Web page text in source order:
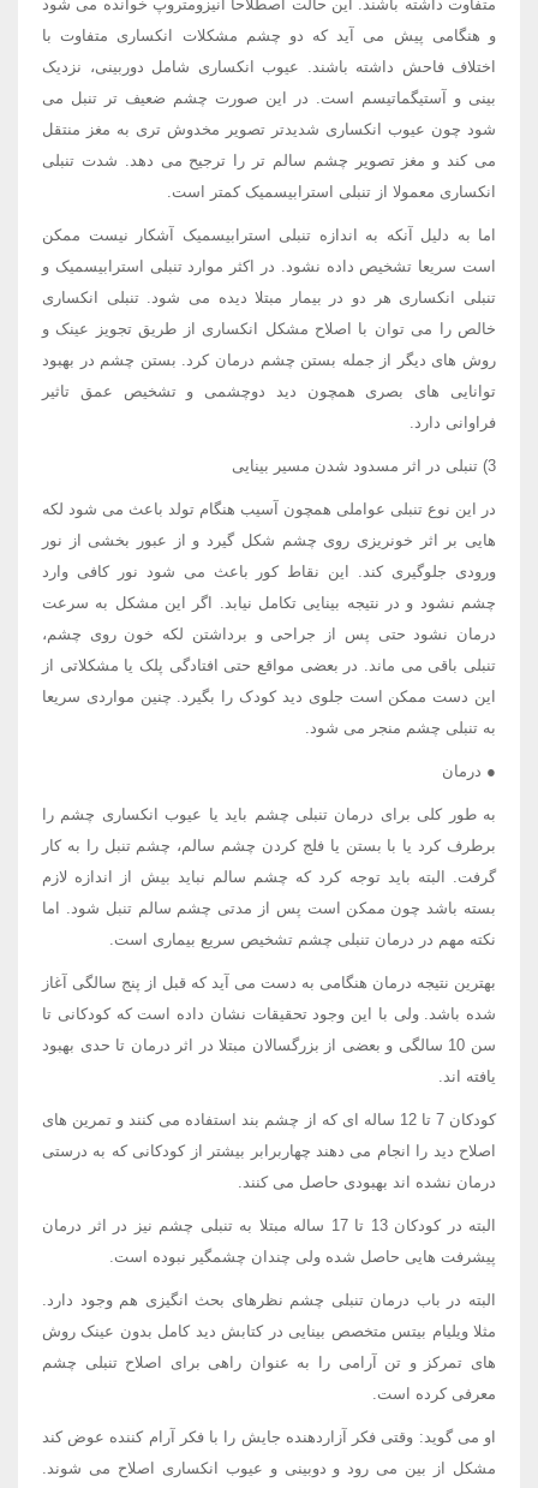
متفاوت داشته باشند. این حالت اصطلاحا آنیزومتروپ خوانده می شود
و هنگامی پیش می آید که دو چشم مشکلات انکساری متفاوت با
اختلاف فاحش داشته باشند. عیوب انکساری شامل دوربینی، نزدیک
بینی و آستیگماتیسم است. در این صورت چشم ضعیف تر تنبل می
شود چون عیوب انکساری شدیدتر تصویر مخدوش تری به مغز منتقل
می کند و مغز تصویر چشم سالم تر را ترجیح می دهد. شدت تنبلی
انکساری معمولا از تنبلی استرابیسمیک کمتر است.
اما به دلیل آنکه به اندازه تنبلی استرابیسمیک آشکار نیست ممکن
است سریعا تشخیص داده نشود. در اکثر موارد تنبلی استرابیسمیک و
تنبلی انکساری هر دو در بیمار مبتلا دیده می شود. تنبلی انکساری
خالص را می توان با اصلاح مشکل انکساری از طریق تجویز عینک و
روش های دیگر از جمله بستن چشم درمان کرد. بستن چشم در بهبود
توانایی های بصری همچون دید دوچشمی و تشخیص عمق تاثیر
فراوانی دارد.
3) تنبلی در اثر مسدود شدن مسیر بینایی
در این نوع تنبلی عواملی همچون آسیب هنگام تولد باعث می شود لکه
هایی بر اثر خونریزی روی چشم شکل گیرد و از عبور بخشی از نور
ورودی جلوگیری کند. این نقاط کور باعث می شود نور کافی وارد
چشم نشود و در نتیجه بینایی تکامل نیابد. اگر این مشکل به سرعت
درمان نشود حتی پس از جراحی و برداشتن لکه خون روی چشم،
تنبلی باقی می ماند. در بعضی مواقع حتی افتادگی پلک یا مشکلاتی از
این دست ممکن است جلوی دید کودک را بگیرد. چنین مواردی سریعا
به تنبلی چشم منجر می شود.
● درمان
به طور کلی برای درمان تنبلی چشم باید یا عیوب انکساری چشم را
برطرف کرد یا با بستن یا فلج کردن چشم سالم، چشم تنبل را به کار
گرفت. البته باید توجه کرد که چشم سالم نباید بیش از اندازه لازم
بسته باشد چون ممکن است پس از مدتی چشم سالم تنبل شود. اما
نکته مهم در درمان تنبلی چشم تشخیص سریع بیماری است.
بهترین نتیجه درمان هنگامی به دست می آید که قبل از پنج سالگی آغاز
شده باشد. ولی با این وجود تحقیقات نشان داده است که کودکانی تا
سن 10 سالگی و بعضی از بزرگسالان مبتلا در اثر درمان تا حدی بهبود
یافته اند.
کودکان 7 تا 12 ساله ای که از چشم بند استفاده می کنند و تمرین های
اصلاح دید را انجام می دهند چهاربرابر بیشتر از کودکانی که به درستی
درمان نشده اند بهبودی حاصل می کنند.
البته در کودکان 13 تا 17 ساله مبتلا به تنبلی چشم نیز در اثر درمان
پیشرفت هایی حاصل شده ولی چندان چشمگیر نبوده است.
البته در باب درمان تنبلی چشم نظرهای بحث انگیزی هم وجود دارد.
مثلا ویلیام بیتس متخصص بینایی در کتابش دید کامل بدون عینک روش
های تمرکز و تن آرامی را به عنوان راهی برای اصلاح تنبلی چشم
معرفی کرده است.
او می گوید: وقتی فکر آزاردهنده جایش را با فکر آرام کننده عوض کند
مشکل از بین می رود و دوبینی و عیوب انکساری اصلاح می شوند.